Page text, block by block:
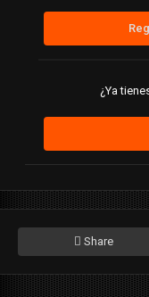
¿Ya
Share